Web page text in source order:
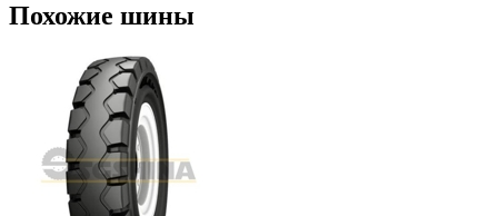
Похожие шины